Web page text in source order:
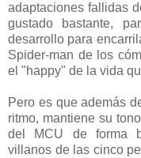
adaptaciones fallidas
gustado bastante,
desarrollo para
Spider-man de los
el "happy" de la vida
Pero es que además
ritmo, mantiene su
del MCU de forma
villanos de las cinco